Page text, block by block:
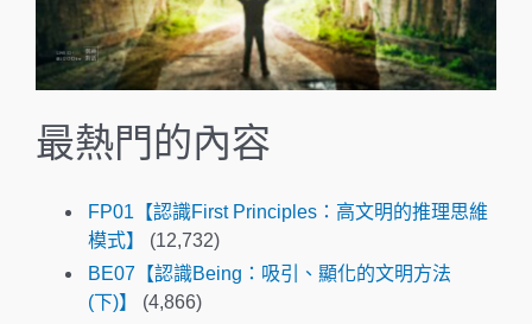
最熱門的內容
FP01【認識First Principles：高文明的推理思維
模式】
(12,732)
BE07【認識Being：吸引、顯化的文明方法
(下)】
(4,866)